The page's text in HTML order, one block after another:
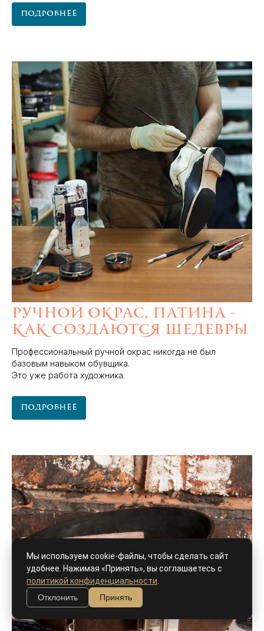
Мы используем cookie-файлы, чтобы сделать сайт
удобнее. Нажимая «Принять», вы соглашаетесь с
политикой конфиденциальности
Отклонить
Принять
Подробнее
Ручной окрас, патина -
как создаются шедевры
Профессиональный ручной окрас никогда не был
базовым навыком обувщика.
Это уже работа художника.
Подробнее